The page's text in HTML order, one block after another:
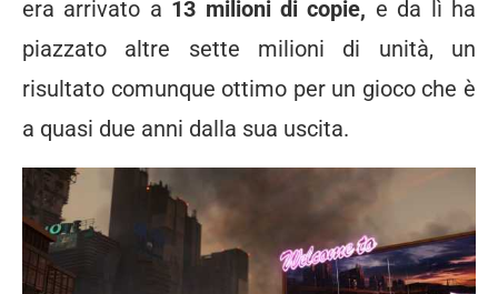
era arrivato a 13 milioni di copie, e da lì ha
piazzato altre sette milioni di unità, un
risultato comunque ottimo per un gioco che è
a quasi due anni dalla sua uscita.